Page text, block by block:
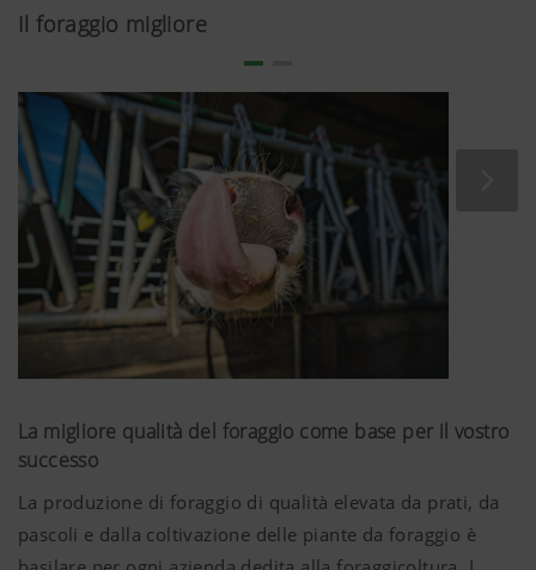
Il foraggio migliore
La migliore qualità del foraggio come base per il vostro
successo
La produzione di foraggio di qualità elevata da prati, da
pascoli e dalla coltivazione delle piante da foraggio è